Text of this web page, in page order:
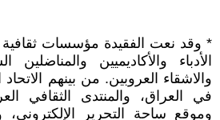
* وقد نعت الفقيدة مؤسسات ثقافية
الأدباء والأكاديميين والمناضلين
والاشقاء العروبين. من بينهم الاتحاد
في العراق، والمنتدى الثقافي
وموقع ساحة التحرير